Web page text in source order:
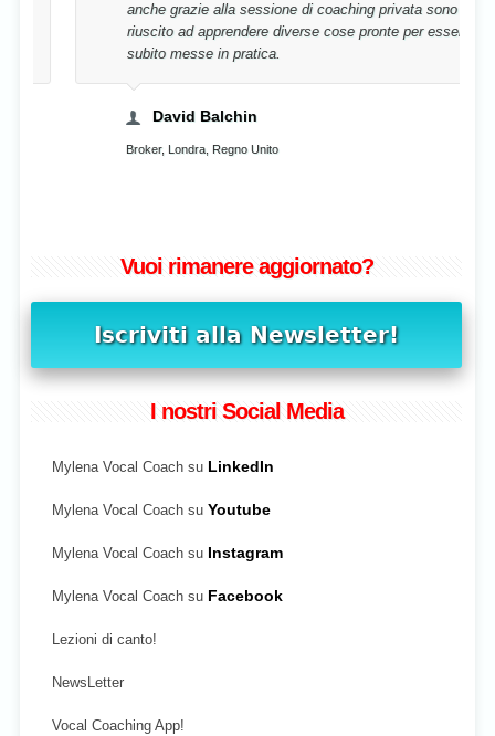
anche grazie alla sessione di coaching privata sono
riuscito ad apprendere diverse cose pronte per essere
subito messe in pratica.
David Balchin
Broker, Londra, Regno Unito
Vuoi rimanere aggiornato?
I nostri Social Media
Mylena Vocal Coach su LinkedIn
Mylena Vocal Coach su Youtube
Mylena Vocal Coach su Instagram
Mylena Vocal Coach su Facebook
Lezioni di canto!
NewsLetter
Vocal Coaching App!